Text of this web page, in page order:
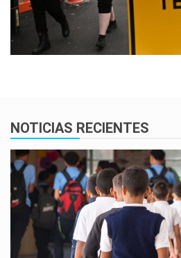
NOTICIAS RECIENTES